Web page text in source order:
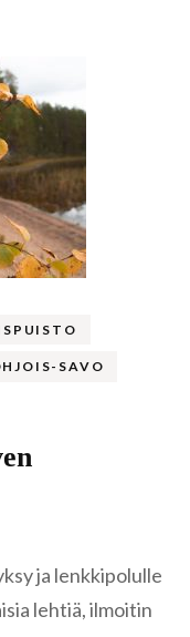
SAVO
ja lenkkipolulle
lehtiä, ilmoitin